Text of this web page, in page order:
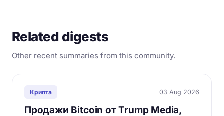
Related digests
Other recent summaries from this community.
Крипта 03 Aug 2026
Продажи Bitcoin от Trump Media,